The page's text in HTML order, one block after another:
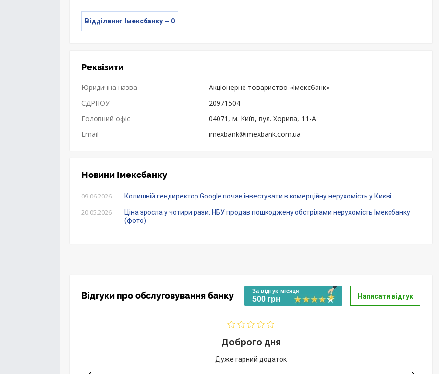
Відділення Імексбанку — 0
Реквізити
Юридична назва
Акціонерне товариство «Імексбанк»
ЄДРПОУ
20971504
Головний офіс
04071, м. Київ, вул. Хорива, 11-А
Email
imexbank@imexbank.com.ua
Новини Імексбанку
09.06.2026 Колишній гендиректор Google почав інвестувати в комерційну нерухомість у Києві
20.05.2026
Ціна зросла у чотири рази: НБУ продав пошкоджену обстрілами нерухомість Імексбанку
(фото)
Відгуки про обслуговування банку За відгук місяця
500 грн Написати відгук
Доброго дня
Дуже гарний додаток